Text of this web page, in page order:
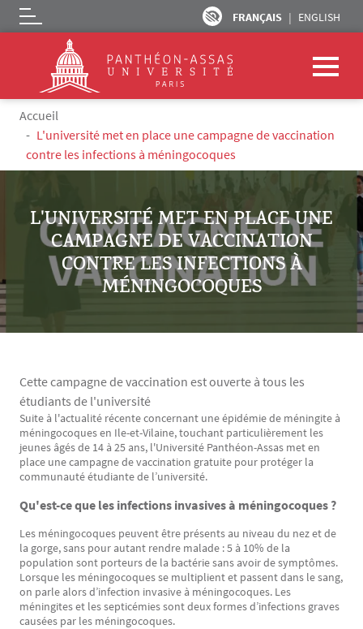
Aller au contenu principal
FRANÇAIS ENGLISH
Logo
Fil d'Ariane
Accueil
L'université met en place une campagne de vaccination
contre les infections à méningocoques
L'UNIVERSITÉ MET EN PLACE UNE
CAMPAGNE DE VACCINATION
CONTRE LES INFECTIONS À
MÉNINGOCOQUES
Cette campagne de vaccination est ouverte à tous les
étudiants de l'université
Texte
Suite à l'actualité récente concernant une épidémie de méningite à
méningocoques en Ile-et-Vilaine, touchant particulièrement les
jeunes âgés de 14 à 25 ans, l'Université Panthéon-Assas met en
place une campagne de vaccination gratuite pour protéger la
communauté étudiante de l’université.
Qu'est-ce que les infections invasives à méningocoques ?
Les méningocoques peuvent être présents au niveau du nez et de
la gorge, sans pour autant rendre malade : 5 à 10% de la
population sont porteurs de la bactérie sans avoir de symptômes.
Lorsque les méningocoques se multiplient et passent dans le sang,
on parle alors d’infection invasive à méningocoques. Les
méningites et les septicémies sont deux formes d’infections graves
causées par les méningocoques.